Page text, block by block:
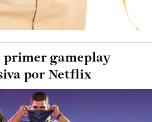
primer gameplay
por Netflix